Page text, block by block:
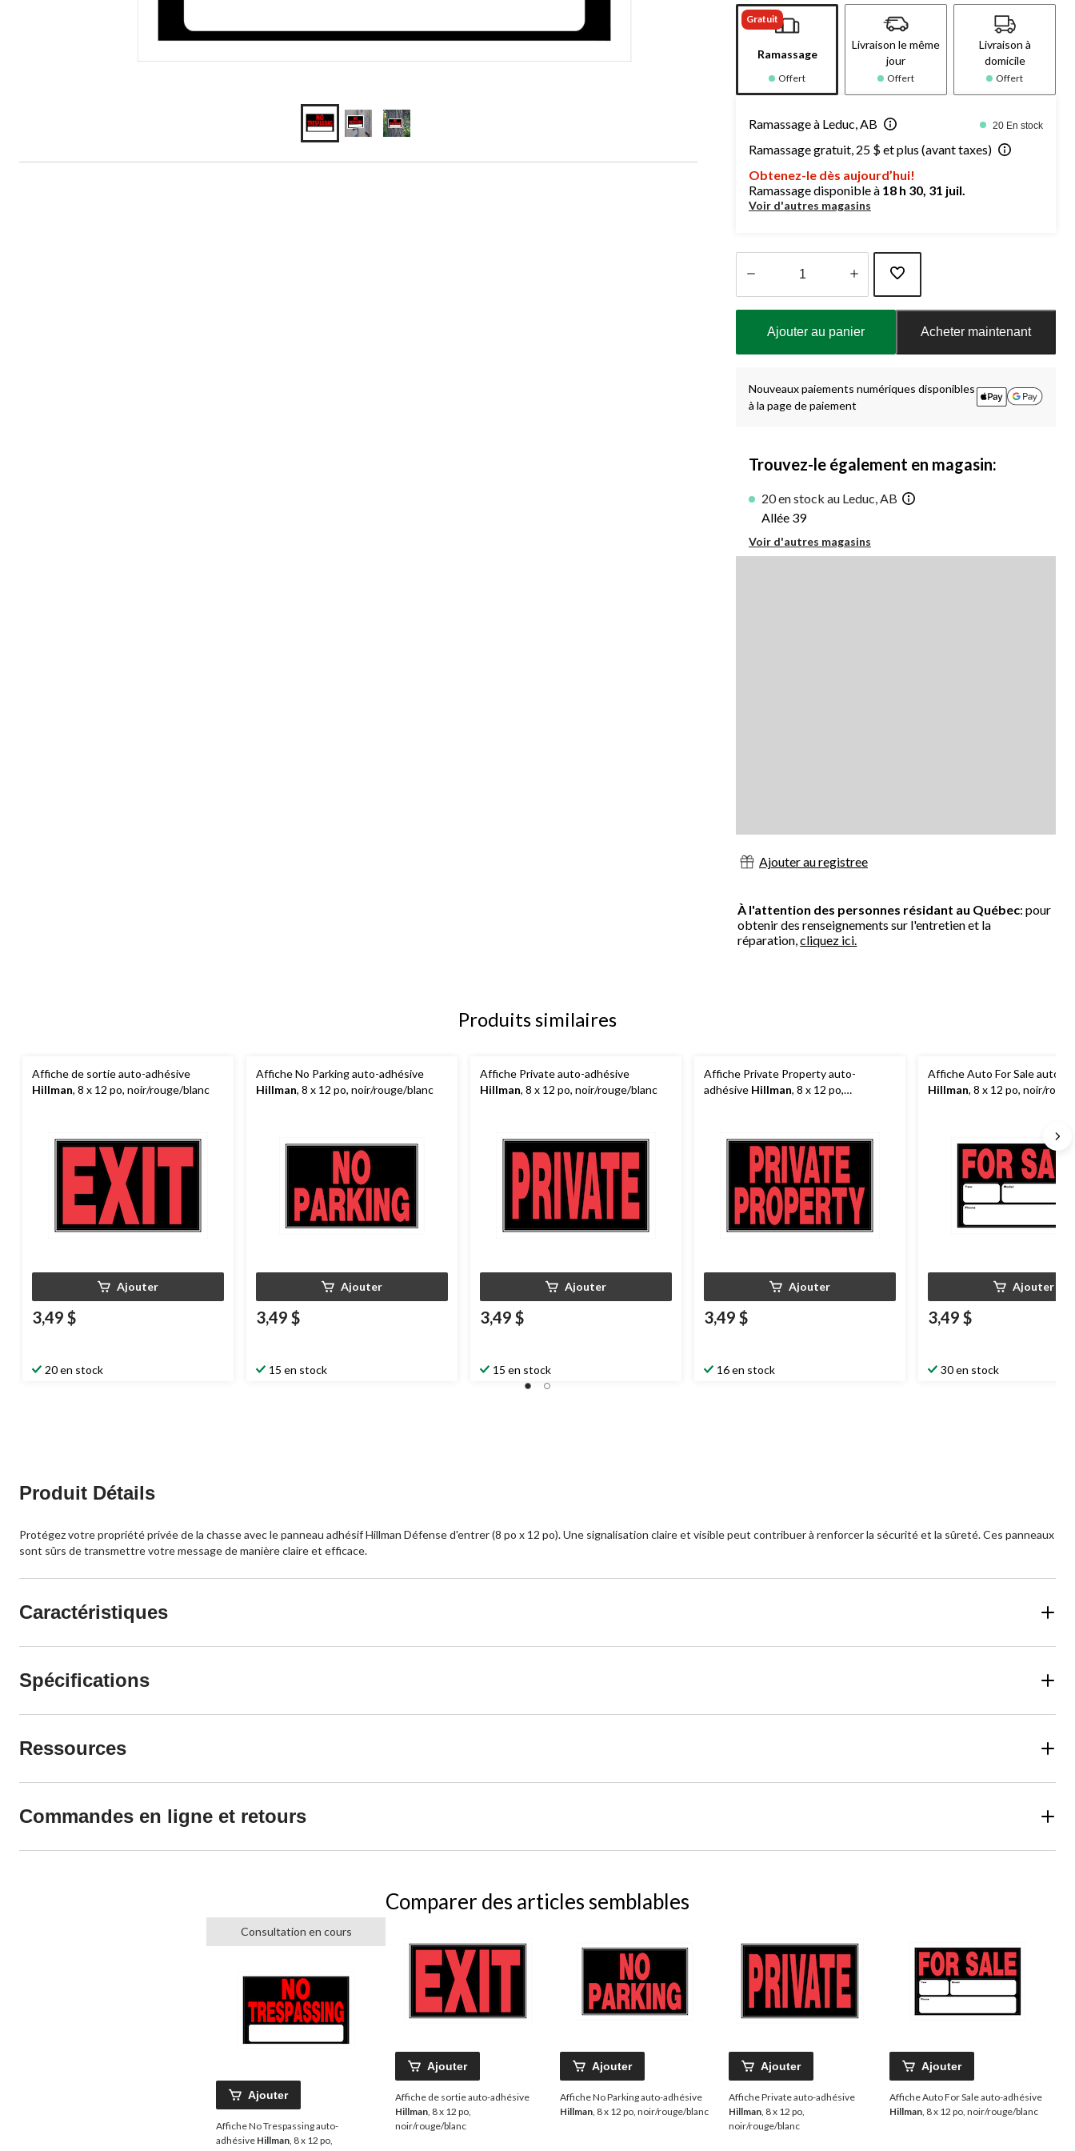
Gratuit
Ramassage
Offert
Livraison le même
jour
Offert
Livraison à
domicile
Offert
Ramassage à Leduc, AB 20 En stock
Ramassage gratuit, 25 $ et plus (avant taxes)
Obtenez-le dès aujourd’hui!
Ramassage disponible à 18 h 30, 31 juil.
Voir d'autres magasins
Ajouter au panier Acheter maintenant
Nouveaux paiements numériques disponibles
à la page de paiement
Trouvez-le également en magasin:
20 en stock au Leduc, AB
Allée 39
Voir d'autres magasins
Ajouter au registree
À l'attention des personnes résidant au Québec: pour
obtenir des renseignements sur l'entretien et la
réparation,cliquez ici.
Produits similaires
Affiche de sortie auto-adhésive
Hillman, 8 x 12 po, noir/rouge/blanc
Ajouter
3,49 $
20 en stock
Affiche No Parking auto-adhésive
Hillman, 8 x 12 po, noir/rouge/blanc
Ajouter
3,49 $
15 en stock
Affiche Private auto-adhésive
Hillman, 8 x 12 po, noir/rouge/blanc
Ajouter
3,49 $
15 en stock
Affiche Private Property auto-
adhésive Hillman, 8 x 12 po,
Ajouter
3,49 $
16 en stock
Affiche Auto For Sale auto-
Hillman, 8 x 12 po, noir/
Ajouter
3,49 $
30 en stock
Produit Détails
Protégez votre propriété privée de la chasse avec le panneau adhésif Hillman Défense d'entrer (8 po x 12 po). Une signalisation claire et visible peut contribuer à renforcer la sécurité et la sûreté. Ces panneaux
sont sûrs de transmettre votre message de manière claire et efficace.
Caractéristiques
Spécifications
Ressources
Commandes en ligne et retours
Comparer des articles semblables
Consultation en cours
Ajouter
Affiche No Trespassing auto-
adhésive Hillman , 8 x 12 po,
Ajouter
Affiche de sortie auto-adhésive
Hillman , 8 x 12 po,
noir/rouge/blanc
Ajouter
Affiche No Parking auto-adhésive
Hillman , 8 x 12 po, noir/rouge/blanc
Ajouter
Affiche Private auto-adhésive
Hillman , 8 x 12 po,
noir/rouge/blanc
Ajouter
Affiche Auto For Sale auto-adhésive
Hillman , 8 x 12 po, noir/rouge/blanc